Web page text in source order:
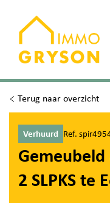
Terug naar overzicht
Verhuurd Ref.
2 SLPKS te